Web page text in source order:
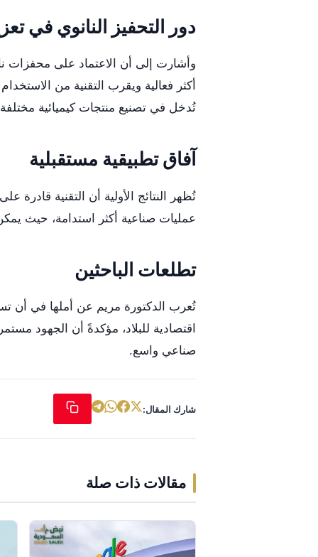
دور التحفيز النانوي في
وأشارت إلى أن الاعتماد على محفزات
أكثر فعالية ويقرب التقنية من
تُدخل في تصنيع منتجات كيميائية
آفاق تطبيقية مستقبلية
تُظهر النتائج الأولية أن التقنية قادرة
عمليات صناعية أكثر استدامة، حيث
تطلعات الباحثين
تُعرب الدكتورة مريم عن أملها في أن
اقتصادية للبلاد، مؤكدةً أن الجهود
صناعي واسع.
شارك المقال:
مقالات ذات صلة